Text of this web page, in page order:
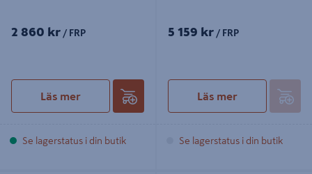
2 860 kr / FRP
Läs mer
Se lagerstatus i din butik
5 159 kr / FRP
Läs mer
Se lagerstatus i din butik